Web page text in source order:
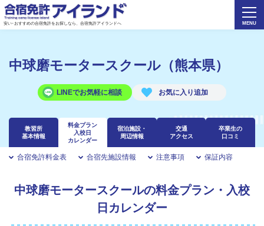
安い･おすすめの合宿免許をお探しなら、合宿免許アイランドへ
中球磨モータースクール（熊本県）
LINEでお気軽に相談
教習所
基本情報
料金プラン
入校日
カレンダー
宿泊施設・
周辺情報
交通
アクセス
卒業生の
口コミ
合宿免許料金表 合宿先施設情報 注意事項 保証内容
中球磨モータースクールの料金プラン・入校
日カレンダー